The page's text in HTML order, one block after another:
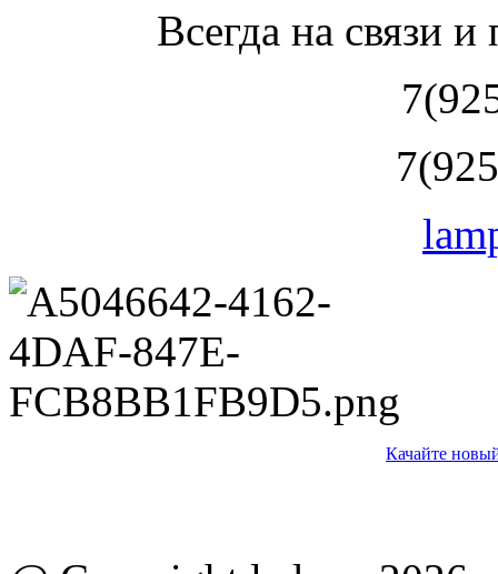
Всегда на связи
Качайте